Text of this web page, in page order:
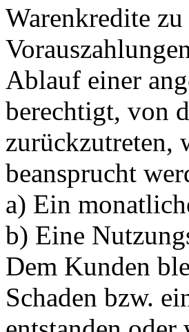
Warenkredite
Ablauf einer
berechtigt, von
zurückzutreten,
beansprucht
a) Ein
b) Eine
Dem Kunden
Schaden bzw.